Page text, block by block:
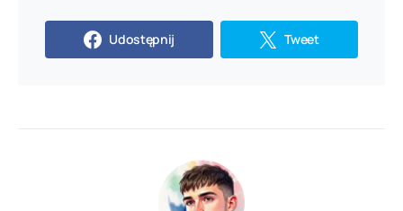
Udostępnij Tweet